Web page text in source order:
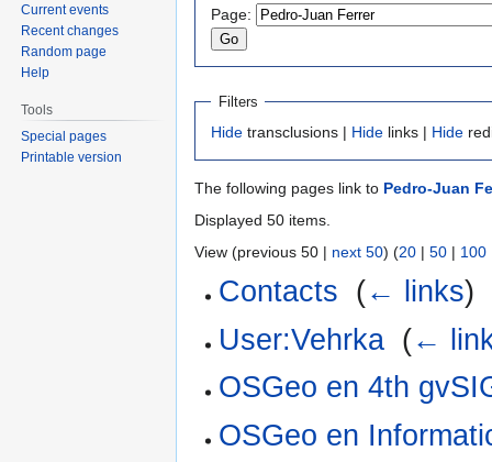
navigation
search
Page:
Filters
Hide transclusions | Hide links | Hide
The following pages link to Pedro-Juan
Displayed 50 items.
View (previous 50 | next 50) (20 | 50 | 100
Contacts (← links)
User:Vehrka (←
OSGeo en 4th
OSGeo en
Current events
Recent changes
Random page
Help
Tools
Special pages
Printable version